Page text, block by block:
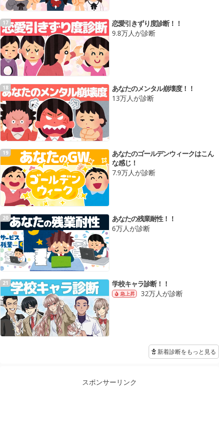
17
恋愛引きずり度診断！！
9.8万人が診断
18
あなたのメンタル崩壊度！！
13万人が診断
19
あなたのゴールデンウィークはこん
な感じ！
7.9万人が診断
20
あなたの残業耐性！！
6万人が診断
21 学校キャラ診断！！
急上昇 32万人が診断
新着診断をもっと見る
スポンサーリンク